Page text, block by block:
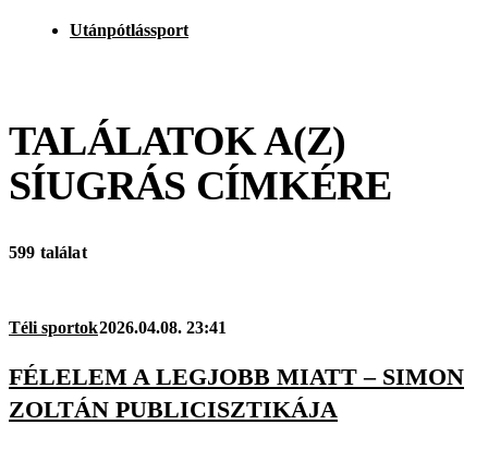
Utánpótlássport
TALÁLATOK A(Z)
SÍUGRÁS CÍMKÉRE
599 találat
Téli sportok2026.04.08. 23:41
FÉLELEM A LEGJOBB MIATT – SIMON
ZOLTÁN PUBLICISZTIKÁJA